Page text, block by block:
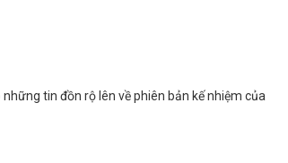
tin đồn rộ lên về phiên bản kế nhiệm của